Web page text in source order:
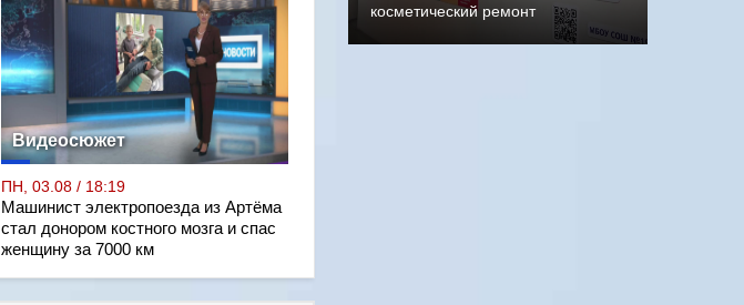
Видеосюжет
ПН, 03.08 / 18:19
Машинист электропоезда из Артёма
стал донором костного мозга и спас
женщину за 7000 км
косметический ремонт